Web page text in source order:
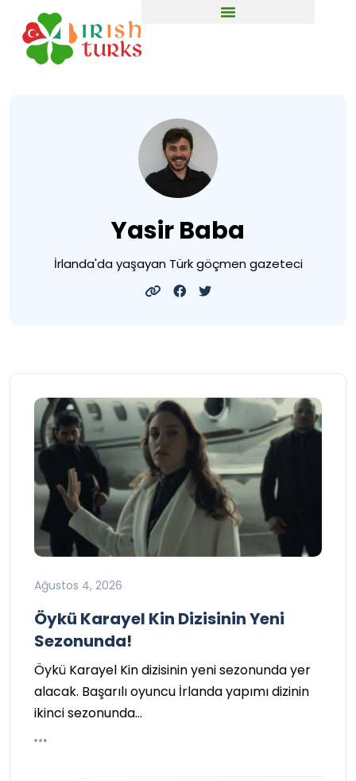
Yasir Baba
İrlanda'da yaşayan Türk göçmen gazeteci
Ağustos 4, 2026
Öykü Karayel Kin Dizisinin Yeni
Sezonunda!
Öykü Karayel Kin dizisinin yeni sezonunda yer
alacak. Başarılı oyuncu İrlanda yapımı dizinin
ikinci sezonunda…